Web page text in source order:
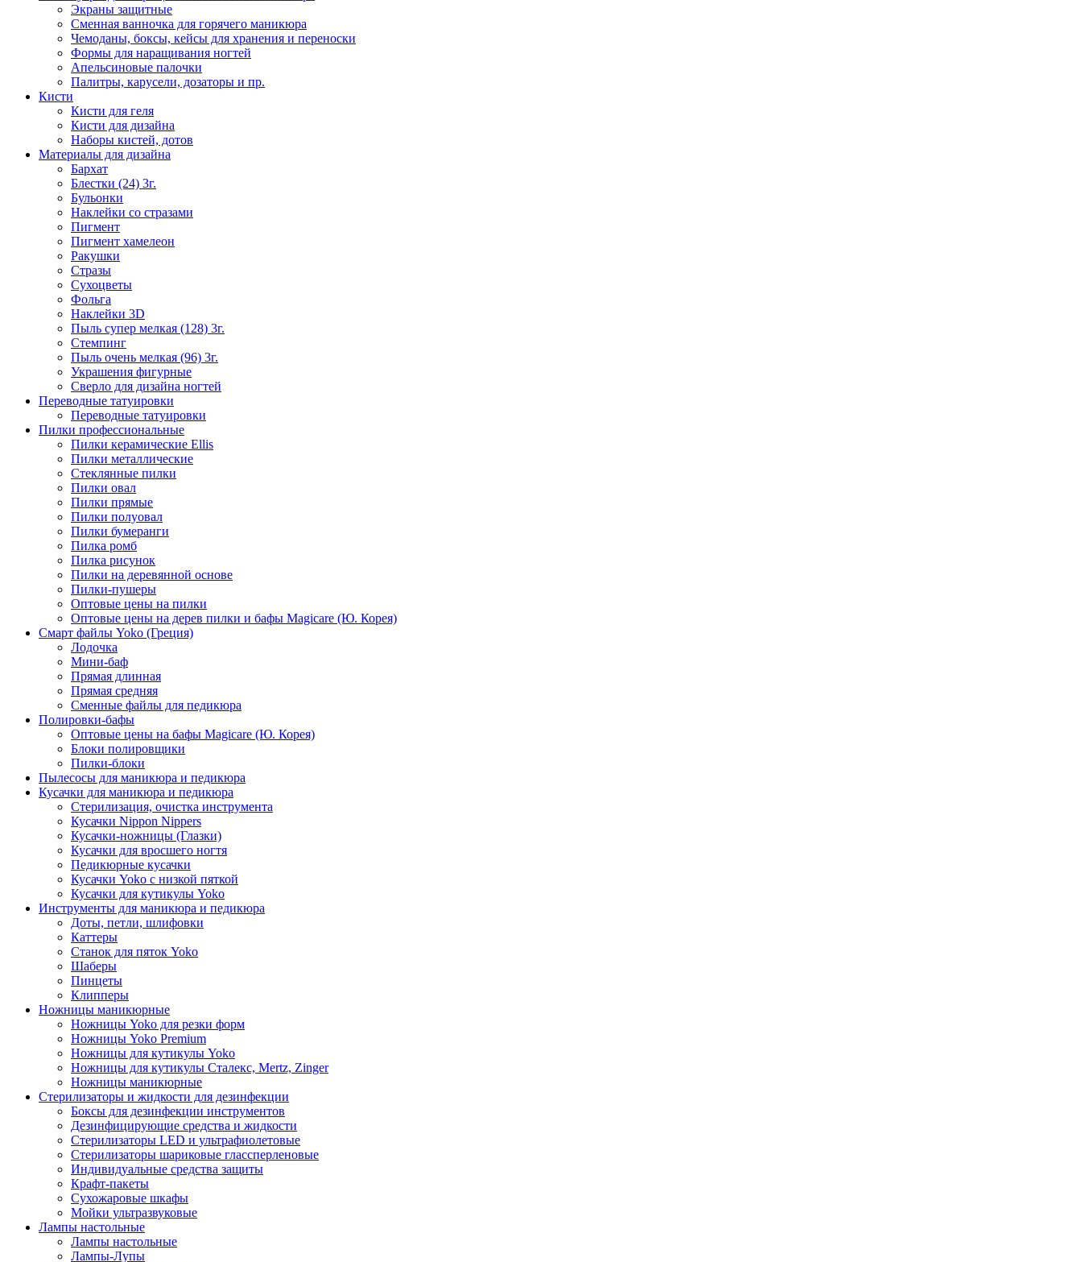
Экраны защитные
Сменная ванночка для горячего маникюра
Чемоданы, боксы, кейсы для хранения и переноски
Формы для наращивания ногтей
Апельсиновые палочки
Палитры, карусели, дозаторы и пр.
Кисти
Кисти для геля
Кисти для дизайна
Наборы кистей, дотов
Материалы для дизайна
Бархат
Блестки (24) 3г.
Бульонки
Наклейки со стразами
Пигмент
Пигмент хамелеон
Ракушки
Стразы
Сухоцветы
Фольга
Наклейки 3D
Пыль супер мелкая (128) 3г.
Стемпинг
Пыль очень мелкая (96) 3г.
Украшения фигурные
Сверло для дизайна ногтей
Переводные татуировки
Переводные татуировки
Пилки профессиональные
Пилки керамические Ellis
Пилки металлические
Стеклянные пилки
Пилки овал
Пилки прямые
Пилки полуовал
Пилки бумеранги
Пилка ромб
Пилка рисунок
Пилки на деревянной основе
Пилки-пушеры
Оптовые цены на пилки
Оптовые цены на дерев пилки и бафы Magicare (Ю. Корея)
Смарт файлы Yoko (Греция)
Лодочка
Мини-баф
Прямая длинная
Прямая средняя
Сменные файлы для педикюра
Полировки-бафы
Оптовые цены на бафы Magicare (Ю. Корея)
Блоки полировщики
Пилки-блоки
Пылесосы для маникюра и педикюра
Кусачки для маникюра и педикюра
Стерилизация, очистка инструмента
Кусачки Nippon Nippers
Кусачки-ножницы (Глазки)
Кусачки для вросшего ногтя
Педикюрные кусачки
Кусачки Yoko с низкой пяткой
Кусачки для кутикулы Yoko
Инструменты для маникюра и педикюра
Доты, петли, шлифовки
Каттеры
Станок для пяток Yoko
Шаберы
Пинцеты
Клипперы
Ножницы маникюрные
Ножницы Yoko для резки форм
Ножницы Yoko Premium
Ножницы для кутикулы Yoko
Ножницы для кутикулы Сталекс, Mertz, Zinger
Ножницы маникюрные
Стерилизаторы и жидкости для дезинфекции
Боксы для дезинфекции инструментов
Дезинфицирующие средства и жидкости
Стерилизаторы LED и ультрафиолетовые
Стерилизаторы шариковые глассперленовые
Индивидуальные средства защиты
Крафт-пакеты
Сухожаровые шкафы
Мойки ультразвуковые
Лампы настольные
Лампы настольные
Лампы-Лупы